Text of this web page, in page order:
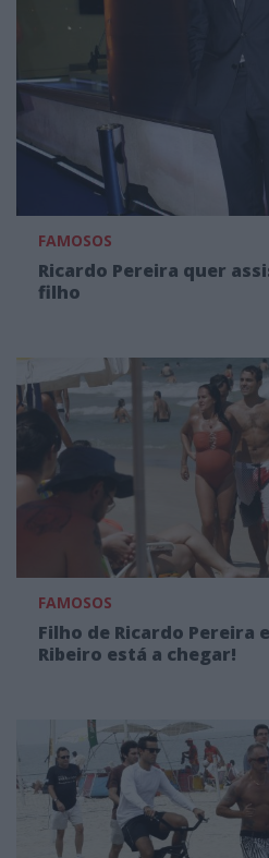
FAMOSOS
Ricardo Pereira quer
filho
FAMOSOS
Filho de Ricardo Pereira
Ribeiro está a chegar!